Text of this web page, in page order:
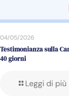
04/05/2026
Testimonianza sulla
40 giorni
Leggi di più